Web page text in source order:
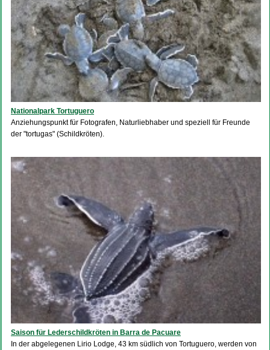
Nationalpark Tortuguero
Anziehungspunkt für Fotografen, Naturliebhaber und speziell für Freunde
der "tortugas" (Schildkröten).
Saison für Lederschildkröten in Barra de Pacuare
In der abgelegenen Lirio Lodge, 43 km südlich von Tortuguero, werden von